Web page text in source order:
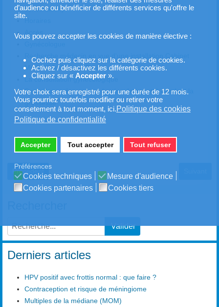
d’audience ou bénéficier de différents services qu'offre le
site.
Vous pouvez accepter les cookies de manière élective :
Cochez puis cliquez sur la catégorie de cookies.
Activez / désactivez les différents cookies.
Cliquez sur « Accepter».
Votre choix sera enregistré pour une durée de 12 mois.
Vous pourriez toutefois modifier ou retirer votre
consetement à tout moment, ici.Politique des cookies
Politique de confidentialité
Accepter Tout accepter Tout refuser
Préférences
Cookies techniques
Mesure d'audience
Cookies partenaires
Cookies tiers
consultation)
Horaires
Recherche médecin en vue d'une installation Cabinet
Médical de Groupe Paris
La consultation gynécologique
Surveillance des naevus (grains de beauté) pendant la
grossesse
Article précédent : Recherche médecin en vue d'une installation
Précédent
Type 2 or more characters for results.
Valider
Derniers articles
HPV positif avec frottis normal : que faire ?
Contraception et risque de méningiome
Multiples de la médiane (MOM)